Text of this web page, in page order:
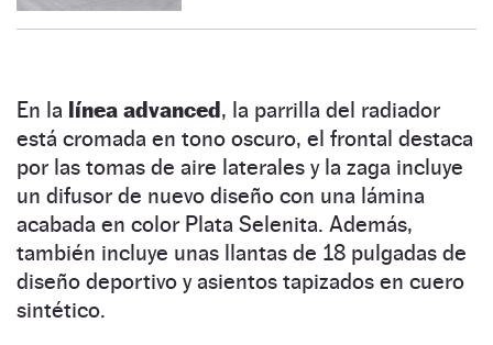
En la línea advanced, la parrilla del radiador
está cromada en tono oscuro, el frontal destaca
por las tomas de aire laterales y la zaga incluye
un difusor de nuevo diseño con una lámina
acabada en color Plata Selenita. Además,
también incluye unas llantas de 18 pulgadas de
diseño deportivo y asientos tapizados en cuero
sintético.